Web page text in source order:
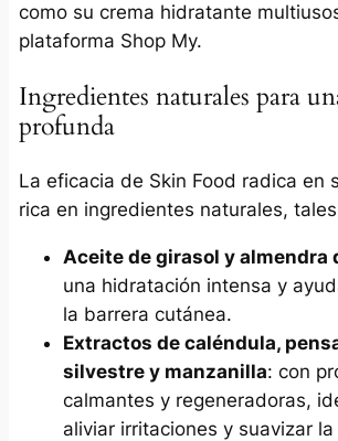
como su crema hidratante
plataforma Shop My.
Ingredientes naturales para
profunda
La eficacia de Skin Food radica en
rica en ingredientes naturales,
Aceite de girasol y almendra
una hidratación intensa y
la barrera cutánea.​
Extractos de caléndula,
silvestre y manzanilla: con
calmantes y regeneradoras,
aliviar irritaciones y suavizar la